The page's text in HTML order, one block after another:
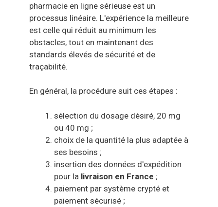
pharmacie en ligne sérieuse est un
processus linéaire. L'expérience la meilleure
est celle qui réduit au minimum les
obstacles, tout en maintenant des
standards élevés de sécurité et de
traçabilité.
En général, la procédure suit ces étapes :
sélection du dosage désiré, 20 mg
ou 40 mg ;
choix de la quantité la plus adaptée à
ses besoins ;
insertion des données d'expédition
pour la livraison en France ;
paiement par système crypté et
paiement sécurisé ;